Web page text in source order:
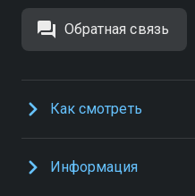
Обратная связь
Как смотреть
Информация